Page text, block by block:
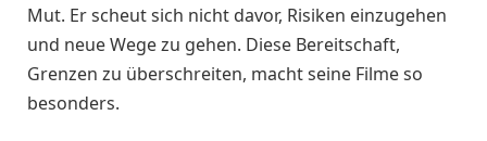
Mut. Er scheut sich nicht davor, Risiken einzugehen
und neue Wege zu gehen. Diese Bereitschaft,
Grenzen zu überschreiten, macht seine Filme so
besonders.